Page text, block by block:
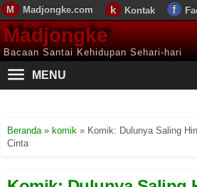
Madjongke.com Kontak
Madjongke
Bacaan Santai Kehidupan Sehari-hari
MENU
Beranda» komik » Komik: Dulunya Saling
Cinta